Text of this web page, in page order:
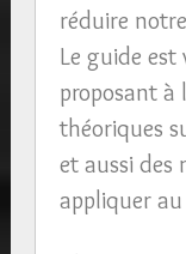
réduire
Le guide
proposant à
théoriques
et aussi des
appliquer